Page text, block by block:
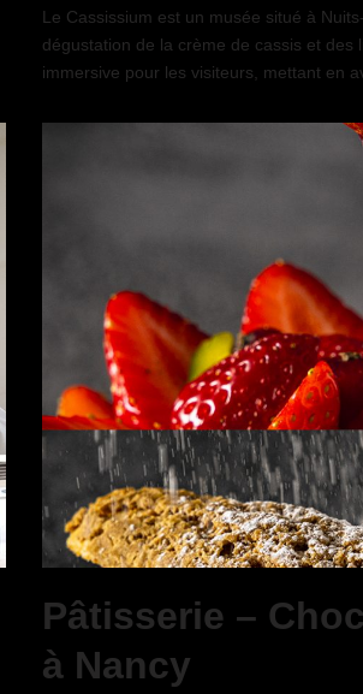
Le Cassissium est un musée situé à
dégustation de la crème de cassis et
immersive pour les visiteurs, mettant en
Pâtisserie –
à Nancy